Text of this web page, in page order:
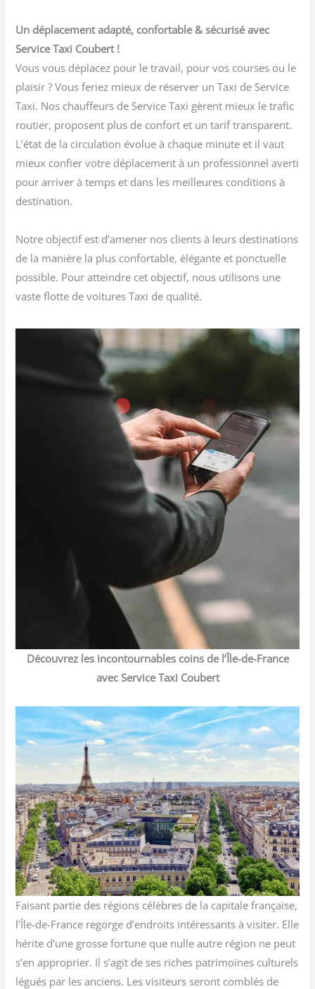
Un déplacement adapté, confortable & sécurisé avec
Service Taxi Coubert !
Vous vous déplacez pour le travail, pour vos courses ou le
plaisir ? Vous feriez mieux de réserver un Taxi de Service
Taxi. Nos chauffeurs de Service Taxi gèrent mieux le trafic
routier, proposent plus de confort et un tarif transparent.
L’état de la circulation évolue à chaque minute et il vaut
mieux confier votre déplacement à un professionnel averti
pour arriver à temps et dans les meilleures conditions à
destination.
Notre objectif est d’amener nos clients à leurs destinations
de la manière la plus confortable, élégante et ponctuelle
possible. Pour atteindre cet objectif, nous utilisons une
vaste flotte de voitures Taxi de qualité.
Découvrez les incontournables coins de l’Île-de-France
avec Service Taxi Coubert
Faisant partie des régions célèbres de la capitale française,
l’Île-de-France regorge d’endroits intéressants à visiter. Elle
hérite d’une grosse fortune que nulle autre région ne peut
s’en approprier. Il s’agit de ses riches patrimoines culturels
légués par les anciens. Les visiteurs seront comblés de